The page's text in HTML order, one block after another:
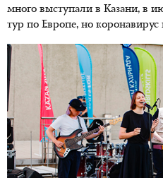
много выступали в Казани, в
тур по Европе, но коронавирус